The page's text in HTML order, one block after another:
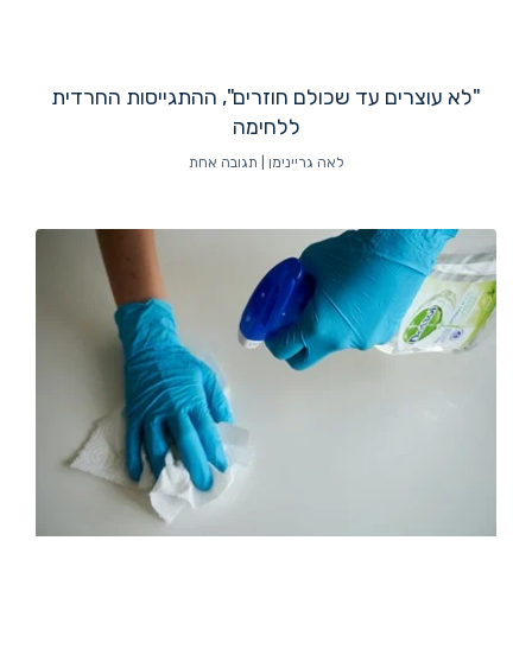
"לא עוצרים עד שכולם חוזרים", ההתגייסות החרדית
ללחימה
לאה גריינימן תגובה אחת